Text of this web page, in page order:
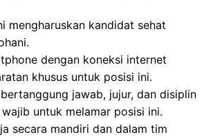
mengharuskan kandidat sehat
dengan koneksi internet
khusus untuk posisi ini.
jawab, jujur, dan disiplin
untuk melamar posisi ini.
secara mandiri dan dalam tim